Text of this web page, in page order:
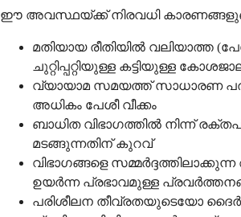
ഈ അവസ്ഥയ്ക്ക് നിരവധി
മതിയായ രീതിയിൽ വലിയാത്ത
ചുറ്റിപ്പറ്റിയുള്ള കട്ടിയുള്ള
വ്യായാമ സമയത്ത് സാധാരണ
അധികം പേശീ വീക്കം
ബാധിത വിഭാഗത്തിൽ നിന്ന്
മടങ്ങുന്നതിന് കുറവ്
വിഭാഗങ്ങളെ
ഉയർന്ന പ്രഭാവമുള്ള
പരിശീലന തീവ്രതയുടെയോ